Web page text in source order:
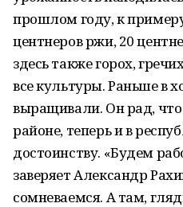
прошлом году, к
центнеров ржи, 20
здесь также горох,
все культуры. Раньше в
выращивали. Он рад,
районе, теперь и в
достоинству. «Будем
заверяет Александр
сомневаемся. А там,